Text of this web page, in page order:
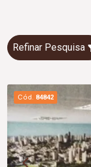
Refinar Pesquisa
Cód. 84842